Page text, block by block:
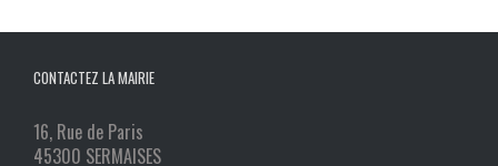
CONTACTEZ LA MAIRIE
16, Rue de Paris
45300 SERMAISES